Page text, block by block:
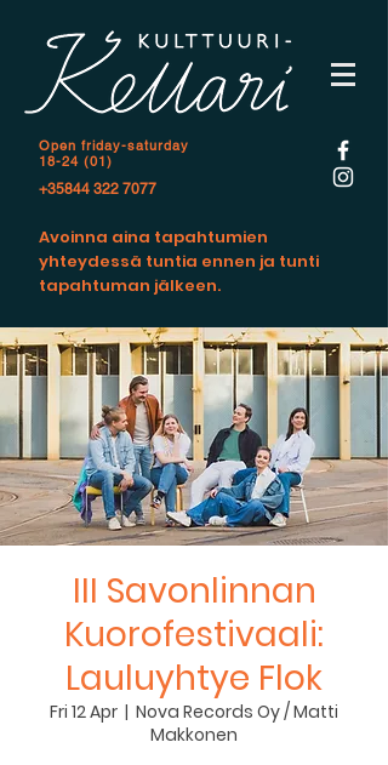
Open friday-saturday
18-24 (01)
+35844 322 7077
Avoinna aina tapahtumien
yhteydessä tuntia ennen ja tunti
tapahtuman jälkeen.
III Savonlinnan
Kuorofestivaali:
Lauluyhtye Flok
Fri 12 Apr
  |
Nova Records Oy / Matti
Makkonen